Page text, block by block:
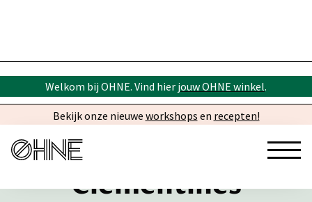
Welkom bij OHNE. Vind hier jouw OHNE winkel.
Bekijk onze nieuwe workshops en recepten!
Clementines